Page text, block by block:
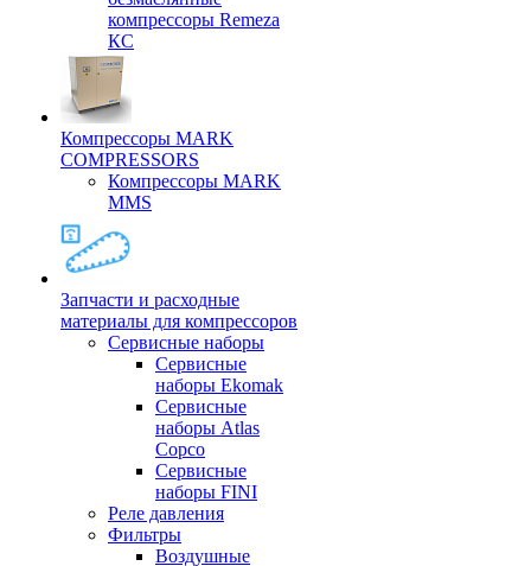
компрессоры Remeza
КС
Компрессоры MARK
COMPRESSORS
Компрессоры MARK
MMS
Запчасти и расходные
материалы для компрессоров
Cервисные наборы
Сервисные
наборы Ekomak
Cервисные
наборы Atlas
Copco
Сервисные
наборы FINI
Реле давления
Фильтры
Воздушные